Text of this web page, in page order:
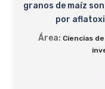
granos de maíz
por
Área: Ciencias